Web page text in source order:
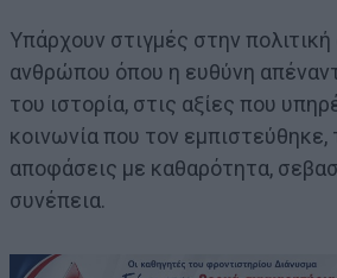
Υπάρχουν στιγμές στην
ανθρώπου όπου η ευθύνη
του ιστορία, στις αξίες που
κοινωνία που τον εμπιστεύθηκε,
αποφάσεις με καθαρότητα,
συνέπεια.